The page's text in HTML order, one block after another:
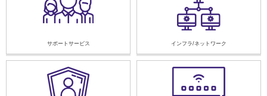
サポートサービス インフラ/ネットワーク